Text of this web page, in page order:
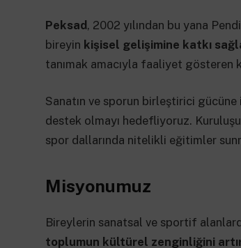
Peksad, 2002 yılından bu yana
bireyin kişisel gelişimine katkı
tanımak amacıyla faaliyet
Sanatın ve sporun birleştirici
destek olmayı hedefliyoruz.
spor dallarında nitelikli eğitimler
Misyonumuz
Bireylerin sanatsal ve sportif
toplumun kültürel zenginliğini